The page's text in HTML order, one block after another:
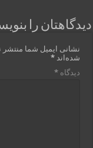
دیدگاهتان را
نشانی ایمیل شما منتشر
شده‌اند*
دیدگاه*